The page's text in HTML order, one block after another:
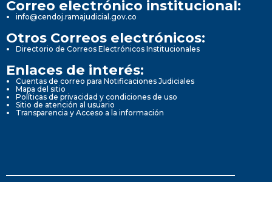
Correo electrónico institucional:
info@cendoj.ramajudicial.gov.co
Otros Correos electrónicos:
Directorio de Correos Electrónicos Institucionales
Enlaces de interés:
Cuentas de correo para Notificaciones Judiciales
Mapa del sitio
Políticas de privacidad y condiciones de uso
Sitio de atención al usuario
Transparencia y Acceso a la información